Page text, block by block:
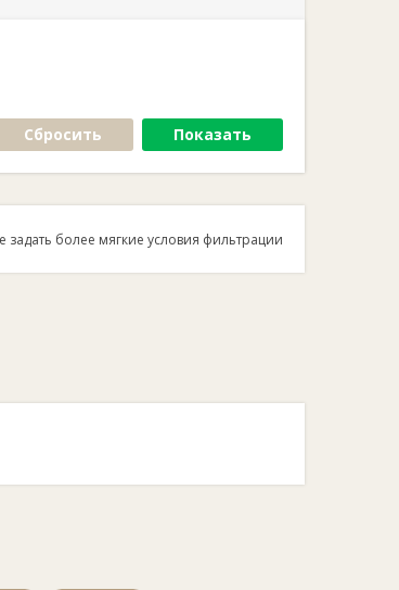
Сбросить Показать
задать более мягкие условия фильтрации